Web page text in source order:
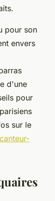
pour son
envers
d'une
pour
sur le